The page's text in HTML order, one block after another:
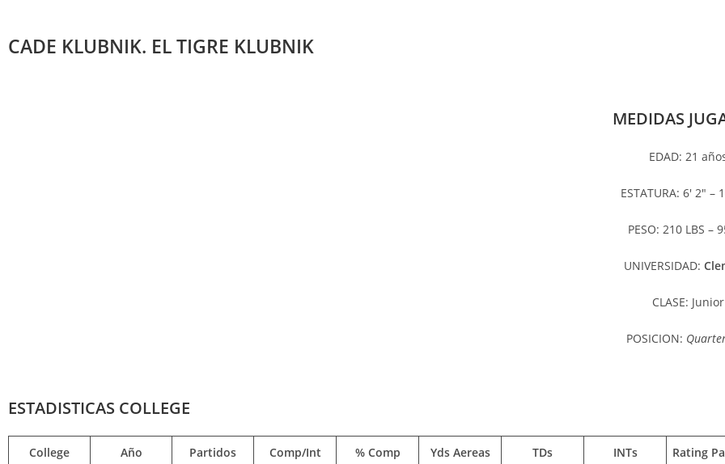
CADE KLUBNIK. EL TIGRE KLUBNIK
MEDIDAS
EDAD: 21
ESTATURA: 6′ 2″ –
PESO: 210 LBS –
UNIVERSIDAD:
CLASE: Junior
POSICION:
ESTADISTICAS COLLEGE
College Año Partidos Comp/Int % Comp Yds Aereas TDs INTs Rating